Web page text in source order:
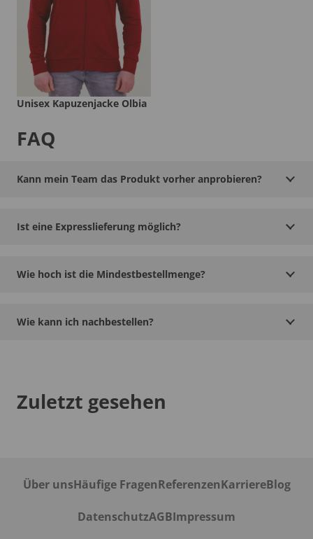
Unisex Kapuzenjacke Olbia
FAQ
Kann mein Team das Produkt vorher anprobieren?
Ist eine Expresslieferung möglich?
Wie hoch ist die Mindestbestellmenge?
Wie kann ich nachbestellen?
Zuletzt gesehen
Über unsHäufige FragenReferenzenKarriereBlog
DatenschutzAGBImpressum